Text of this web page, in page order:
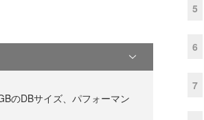
のDBサイズ、パフォーマン
5
6
7